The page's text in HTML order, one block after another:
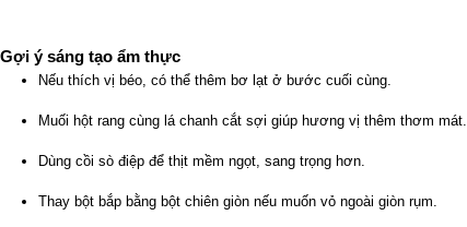
Gợi ý sáng tạo ẩm thực
Nếu thích vị béo, có thể thêm bơ lạt ở bước cuối cùng.
Muối hột rang cùng lá chanh cắt sợi giúp hương vị thêm thơm mát.
Dùng cồi sò điệp để thịt mềm ngọt, sang trọng hơn.
Thay bột bắp bằng bột chiên giòn nếu muốn vỏ ngoài giòn rụm.